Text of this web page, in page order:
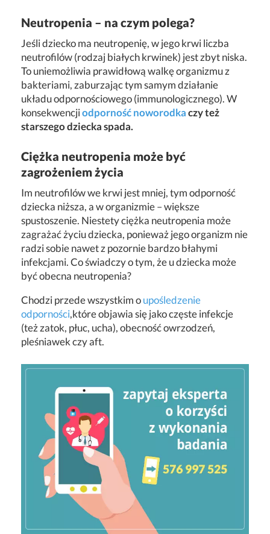
Neutropenia – na czym polega?
Jeśli dziecko ma neutropenię, w jego krwi liczba
neutrofilów (rodzaj białych krwinek) jest zbyt niska.
To uniemożliwia prawidłową walkę organizmu z
bakteriami, zaburzając tym samym działanie
układu odpornościowego (immunologicznego). W
konsekwencjiodporność noworodkaczy też
starszego dziecka spada.
Ciężka neutropenia może być
zagrożeniem życia
Im neutrofilów we krwi jest mniej, tym odporność
dziecka niższa, a w organizmie – większe
spustoszenie. Niestety ciężka neutropenia może
zagrażać życiu dziecka, ponieważ jego organizm nie
radzi sobie nawet z pozornie bardzo błahymi
infekcjami. Co świadczy o tym, że u dziecka może
być obecna neutropenia?
Chodzi przede wszystkim oupośledzenie
odporności,które objawia się jako częste infekcje
(też zatok, płuc, ucha), obecność owrzodzeń,
pleśniawek czy aft.